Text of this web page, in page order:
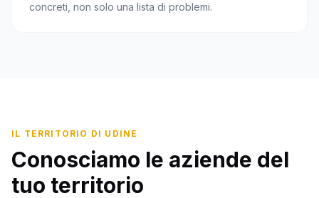
concreti, non solo una lista di problemi.
IL TERRITORIO DI UDINE
Conosciamo le aziende del
tuo territorio